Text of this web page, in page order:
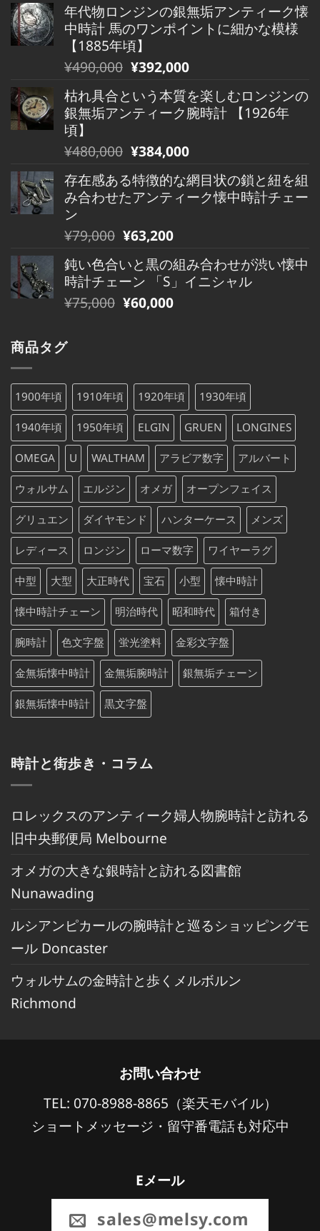
価
格
は
¥880,000
で
し
た。
の
価
格
は
¥880,000
で
す。
年代物ロンジンの銀無垢アンティーク懐
中時計 馬のワンポイントに細かな模様
【1885年頃】
元
価
格
は
¥490,000
で
し
た。
¥490,000 現
の
価
は
¥490,000
で
す。
¥392,000
枯れ具合という本質を楽しむロンジンの
銀無垢アンティーク腕時計 【1926年
頃】
元
価
格
は
¥480,000
で
し
た。
¥480,000 現
の
価
は
¥480,000
で
す。
¥384,000
存在感ある特徴的な網目状の鎖と紐を組
み合わせたアンティーク懐中時計チェー
ン
元
価
格
は
で
¥79,000 現
の
価
格
¥63,200
鈍い色合いと黒の組み合わせが渋い懐中
時計チェーン 「S」イニシャル
元
価
¥75,000
で
た。
¥75,000 現
は
¥75,000
で
す。
¥60,000
商品タグ
1900年頃 1910年頃 1920年頃 1930年頃
1940年頃 1950年頃 ELGIN GRUEN LONGINES
OMEGA U WALTHAM アラビア数字 アルバート
ウォルサム エルジン オメガ オープンフェイス
グリュエン ダイヤモンド ハンターケース メンズ
レディース ロンジン ローマ数字 ワイヤーラグ
中型 大型 大正時代 宝石 小型 懐中時計
懐中時計チェーン 明治時代 昭和時代 箱付き
腕時計 色文字盤 蛍光塗料 金彩文字盤
金無垢懐中時計 金無垢腕時計 銀無垢チェーン
銀無垢懐中時計 黒文字盤
時計と街歩き・コラム
ロレックスのアンティーク婦人物腕時計と訪れる
旧中央郵便局 Melbourne
オメガの大きな銀時計と訪れる図書館
Nunawading
ルシアンピカールの腕時計と巡るショッピングモ
ール Doncaster
ウォルサムの金時計と歩くメルボルン
Richmond
お問い合わせ
TEL: 070-8988-8865（楽天モバイル）
ショートメッセージ・留守番電話も対応中
Eメール
sales@melsy.com